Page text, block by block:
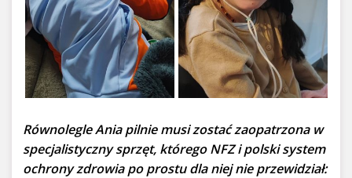
Równolegle Ania pilnie musi zostać zaopatrzona w
specjalistyczny sprzęt, którego NFZ i polski system
ochrony zdrowia po prostu dla niej nie przewidział: